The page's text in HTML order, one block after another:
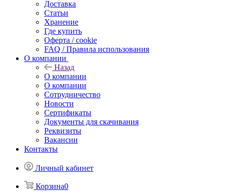
Доставка
Статьи
Хранение
Где купить
Оферта / cookie
FAQ / Правила использования
О компании
Назад
О компании
О компании
Сотрудничество
Новости
Сертификаты
Документы для скачивания
Реквизиты
Вакансии
Контакты
Личный кабинет
Корзина0